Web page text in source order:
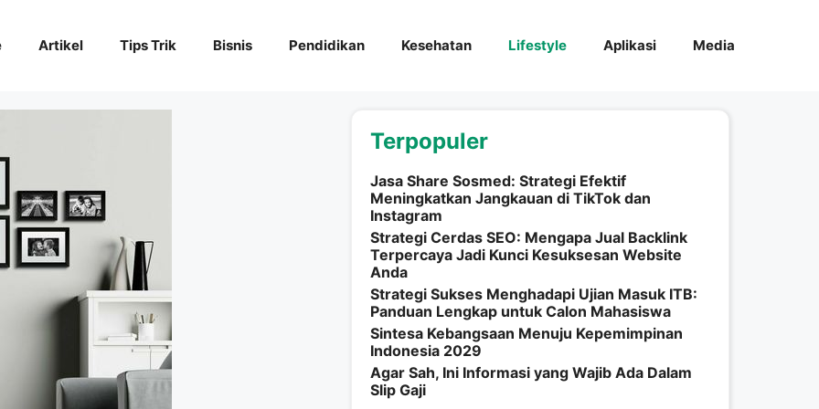
Artikel Tips Trik Bisnis Pendidikan Kesehatan Lifestyle Aplikasi Media
Terpopuler
Jasa Share Sosmed: Strategi Efektif
Meningkatkan Jangkauan di TikTok dan
Instagram
Strategi Cerdas SEO: Mengapa Jual Backlink
Terpercaya Jadi Kunci Kesuksesan Website
Anda
Strategi Sukses Menghadapi Ujian Masuk ITB:
Panduan Lengkap untuk Calon Mahasiswa
Sintesa Kebangsaan Menuju Kepemimpinan
Indonesia 2029
Agar Sah, Ini Informasi yang Wajib Ada Dalam
Slip Gaji